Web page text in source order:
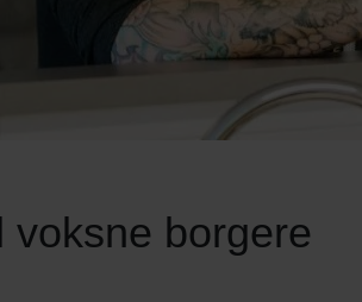
voksne borgere